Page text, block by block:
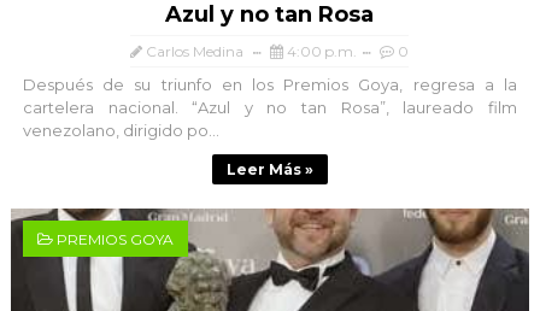
Azul y no tan Rosa
Carlos Medina 4:00 p.m. 0
Después de su triunfo en los Premios Goya, regresa a la
cartelera nacional. “Azul y no tan Rosa”, laureado film
venezolano, dirigido po...
Leer Más »
PREMIOS GOYA